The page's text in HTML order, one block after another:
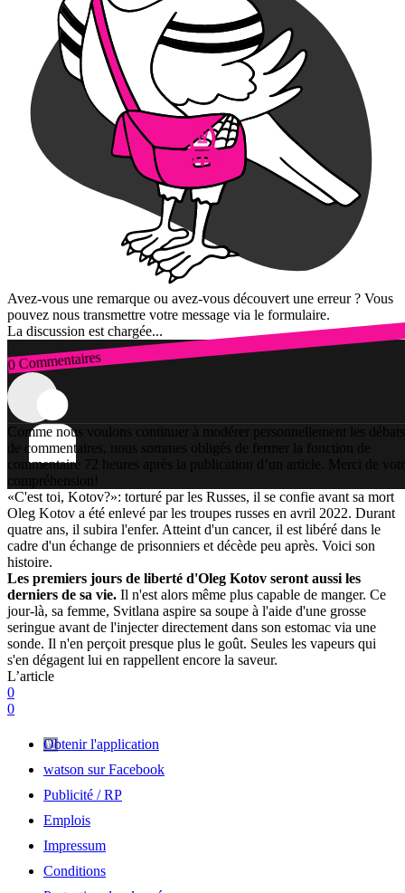
Avez-vous une remarque ou avez-vous découvert une erreur ? Vous
pouvez nous transmettre votre message via le formulaire.
La discussion est chargée...
0 Commentaires
Connexion
Comme nous voulons continuer à modérer personnellement les débats
de commentaires, nous sommes obligés de fermer la fonction de
commentaire 72 heures après la publication d’un article. Merci de
compréhension!
«C'est toi, Kotov?»: torturé par les Russes, il se confie avant sa mort
Oleg Kotov a été enlevé par les troupes russes en avril 2022. Durant
quatre ans, il subira l'enfer. Atteint d'un cancer, il est libéré dans le
cadre d'un échange de prisonniers et décède peu après. Voici son
histoire.
Les premiers jours de liberté d'Oleg Kotov seront aussi les
derniers de sa vie. Il n'est alors même plus capable de manger. Ce
jour-là, sa femme, Svitlana aspire sa soupe à l'aide d'une grosse
seringue avant de l'injecter directement dans son estomac via une
sonde. Il n'en perçoit presque plus le goût. Seules les vapeurs qui
s'en dégagent lui en rappellent encore la saveur.
L’article
0
0
Obtenir l'application
watson sur Facebook
Publicité / RP
Emplois
Impressum
Conditions